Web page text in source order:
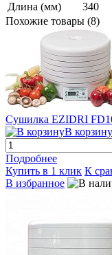
Длина (мм)
340
Похожие товары (8)
Сушилка EZIDRI
В корзину
Подробнее
Купить в 1 клик К
В избранное